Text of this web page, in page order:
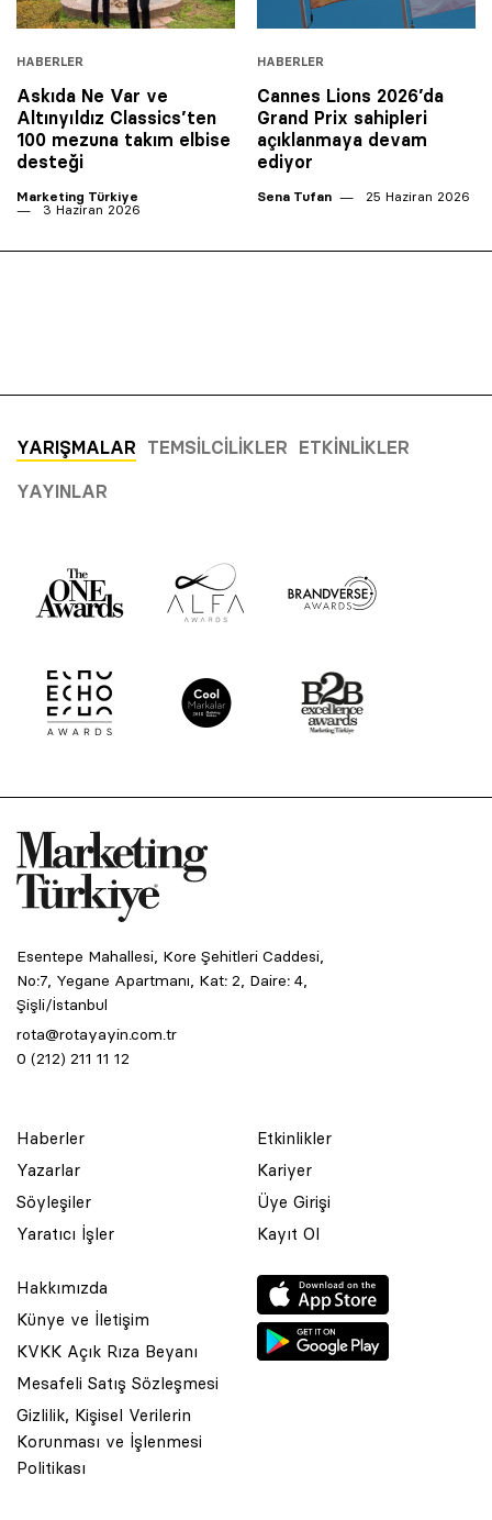
HABERLER
Askıda Ne Var ve
Altınyıldız Classics’ten
100 mezuna takım elbise
desteği
Marketing Türkiye
3 Haziran 2026
HABERLER
Cannes Lions 2026’da
Grand Prix sahipleri
açıklanmaya devam
ediyor
Sena Tufan 25 Haziran 2026
YARIŞMALAR TEMSILCILIKLER ETKINLIKLER
YAYINLAR
Esentepe Mahallesi, Kore Şehitleri Caddesi,
No:7, Yegane Apartmanı, Kat: 2, Daire: 4,
Şişli/İstanbul
rota@rotayayin.com.tr
0 (212) 211 11 12
Haberler
Yazarlar
Söyleşiler
Yaratıcı İşler
Etkinlikler
Kariyer
Üye Girişi
Kayıt Ol
Hakkımızda
Künye ve İletişim
KVKK Açık Rıza Beyanı
Mesafeli Satış Sözleşmesi
Gizlilik, Kişisel Verilerin
Korunması ve İşlenmesi
Politikası
© 2001 Rota Yayın Yapım Tanıtım Tic. Ltd. Şti. Bu Sitede Bulunan